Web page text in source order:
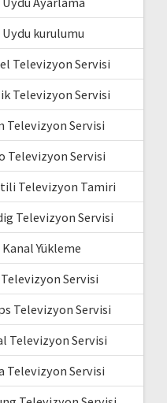
kurulumu
Televizyon Servisi
Televizyon Servisi
Televizyon Servisi
Televizyon Servisi
Televizyon Tamiri
Televizyon Servisi
Yükleme
Servisi
Televizyon Servisi
Televizyon Servisi
Televizyon Servisi